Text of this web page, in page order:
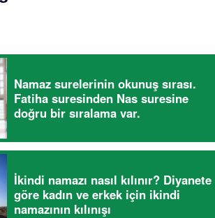
Namaz surelerinin okunuş sırası.
Fatiha suresinden Nas suresine
doğru bir sıralama var.
İkindi namazı nasıl kılınır? Diyanete
göre kadın ve erkek için ikindi
namazının kılınışı